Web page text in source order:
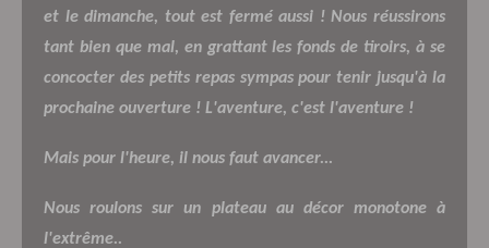
et le dimanche, tout est fermé aussi ! Nous réussirons
tant bien que mal, en grattant les fonds de tiroirs, à se
concocter des petits repas sympas pour tenir jusqu'à la
prochaine ouverture ! L'aventure, c'est l'aventure !
Mais pour l'heure, il nous faut avancer...
Nous roulons sur un plateau au décor monotone à
l'extrême..